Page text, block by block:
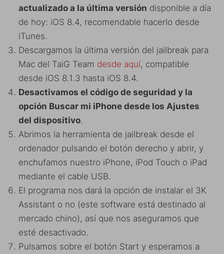
actualizado a la última versión disponible a día
de hoy: iOS 8.4, recomendable hacerlo desde
iTunes.
Descargamos la última versión del jailbreak para
Mac del TaiG Team desde aquí, compatible
desde iOS 8.1.3 hasta iOS 8.4.
Desactivamos el código de seguridad y la
opción Buscar mi iPhone desde los Ajustes
del dispositivo.
Abrimos la herramienta de jailbreak desde el
ordenador pulsando el botón derecho y abrir, y
enchufamos nuestro iPhone, iPod Touch o iPad
mediante el cable USB.
El programa nos dará la opción de instalar el 3K
Assistant o no (este software está destinado al
mercado chino), así que nos aseguramos que
esté desactivado.
Pulsamos sobre el botón Start y esperamos a